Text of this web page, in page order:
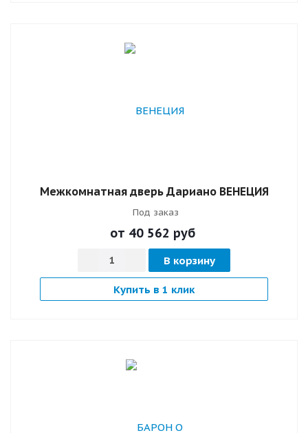
Межкомнатная дверь Дариано ВЕНЕЦИЯ
Под заказ
от 40 562 руб
В корзину
Купить в 1 клик